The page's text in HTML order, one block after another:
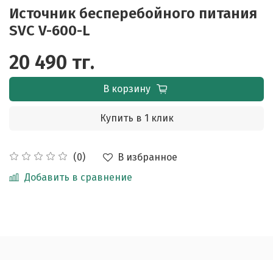
Источник бесперебойного питания
SVC V-600-L
(0)
В избранное
Добавить в сравнение
20 490 тг.
В корзину
Купить в 1 клик